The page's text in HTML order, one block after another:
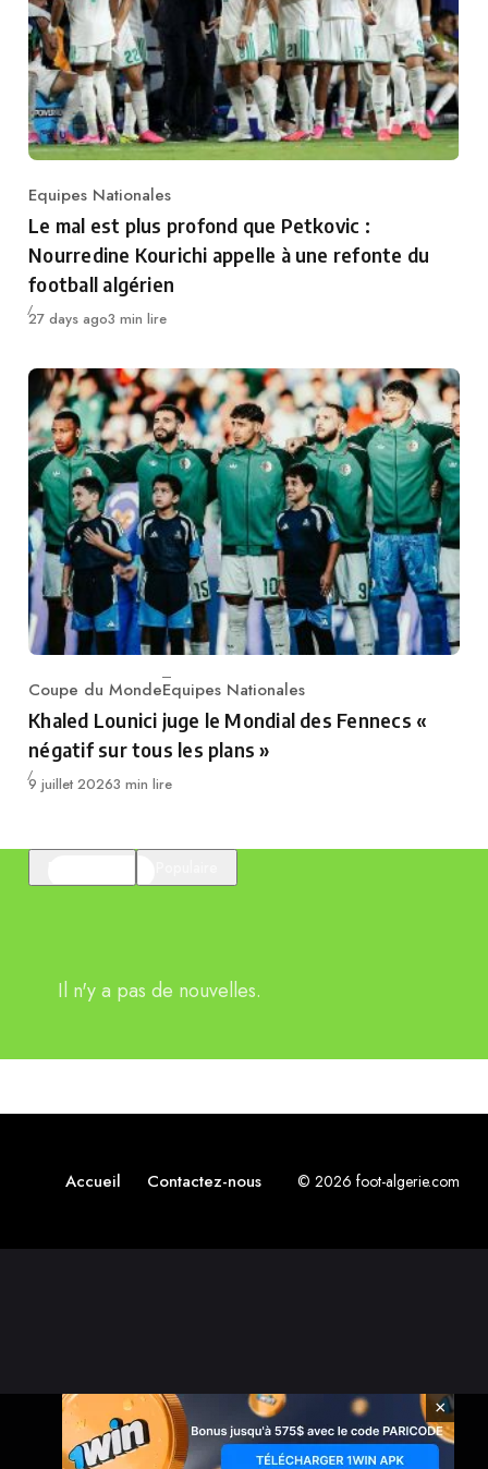
Category
Equipes Nationales
Le mal est plus profond que Petkovic :
Nourredine Kourichi appelle à une refonte du
football algérien
Publié
27 days ago3 min lire
Category
Coupe du MondeEquipes Nationales
Khaled Lounici juge le Mondial des Fennecs «
négatif sur tous les plans »
Publié
9 juillet 20263 min lire
Il n'y a pas de nouvelles.
Accueil Contactez-nous © 2026 foot-algerie.com
×